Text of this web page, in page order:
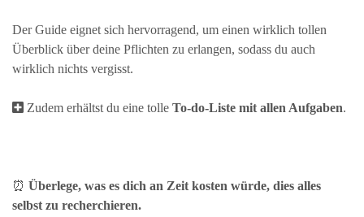
Der Guide eignet sich hervorragend, um einen wirklich tollen
Überblick über deine Pflichten zu erlangen, sodass du auch
wirklich nichts vergisst.
Zudem erhältst du eine tolle To-do-Liste mit allen Aufgaben.
⏰ Überlege, was es dich an Zeit kosten würde, dies alles
selbst zu recherchieren.